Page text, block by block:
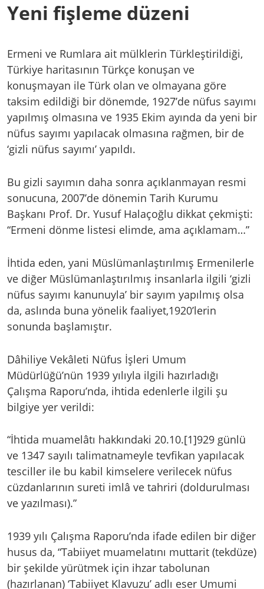
Yeni fişleme düzeni
Ermeni ve Rumlara ait mülklerin Türkleştirildiği,
Türkiye haritasının Türkçe konuşan ve
konuşmayan ile Türk olan ve olmayana göre
taksim edildiği bir dönemde, 1927’de nüfus sayımı
yapılmış olmasına ve 1935 Ekim ayında da yeni bir
nüfus sayımı yapılacak olmasına rağmen, bir de
‘gizli nüfus sayımı’ yapıldı.
Bu gizli sayımın daha sonra açıklanmayan resmi
sonucuna, 2007’de dönemin Tarih Kurumu
Başkanı Prof. Dr. Yusuf Halaçoğlu dikkat çekmişti:
“Ermeni dönme listesi elimde, ama açıklamam…”
İhtida eden, yani Müslümanlaştırılmış Ermenilerle
ve diğer Müslümanlaştırılmış insanlarla ilgili ‘gizli
nüfus sayımı kanunuyla’ bir sayım yapılmış olsa
da, aslında buna yönelik faaliyet,1920’lerin
sonunda başlamıştır.
Dâhiliye Vekâleti Nüfus İşleri Umum
Müdürlüğü’nün 1939 yılıyla ilgili hazırladığı
Çalışma Raporu’nda, ihtida edenlerle ilgili şu
bilgiye yer verildi:
“İhtida muamelâtı hakkındaki 20.10.[1]929 günlü
ve 1347 sayılı talimatnameyle tevfikan yapılacak
tesciller ile bu kabil kimselere verilecek nüfus
cüzdanlarının sureti imlâ ve tahriri (doldurulması
ve yazılması).”
1939 yılı Çalışma Raporu’nda ifade edilen bir diğer
husus da, “Tabiiyet muamelatını muttarit (tekdüze)
bir şekilde yürütmek için ihzar tabolunan
(hazırlanan) ‘Tabiiyet Klavuzu’ adlı eser Umumi